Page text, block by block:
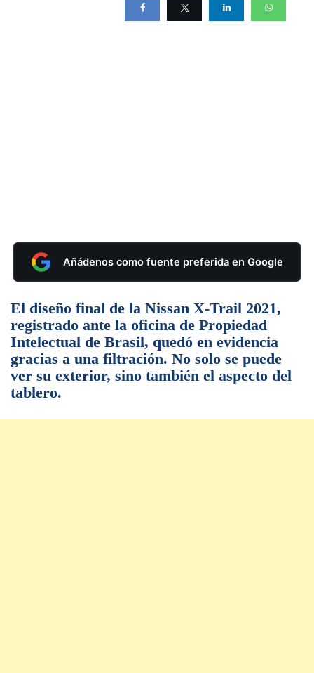
Añádenos como fuente preferida en Google
El diseño final de la Nissan X-Trail 2021,
registrado ante la oficina de Propiedad
Intelectual de Brasil, quedó en evidencia
gracias a una filtración. No solo se puede
ver su exterior, sino también el aspecto del
tablero.